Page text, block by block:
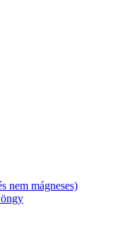
nem mágneses)